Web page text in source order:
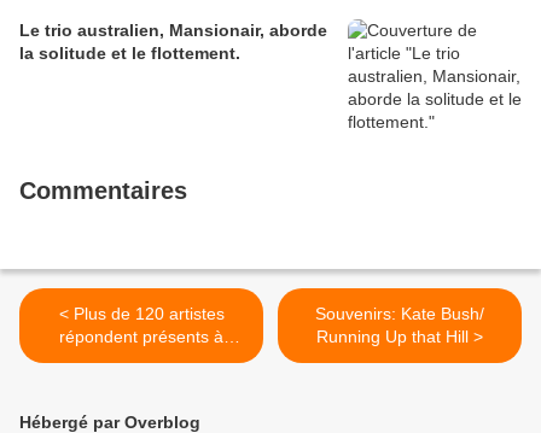
Le trio australien, Mansionair, aborde
la solitude et le flottement.
Commentaires
< Plus de 120 artistes
répondent présents à
Pascal Obispo pour un
Souvenirs: Kate Bush/
Running Up that Hill >
Hébergé par Overblog